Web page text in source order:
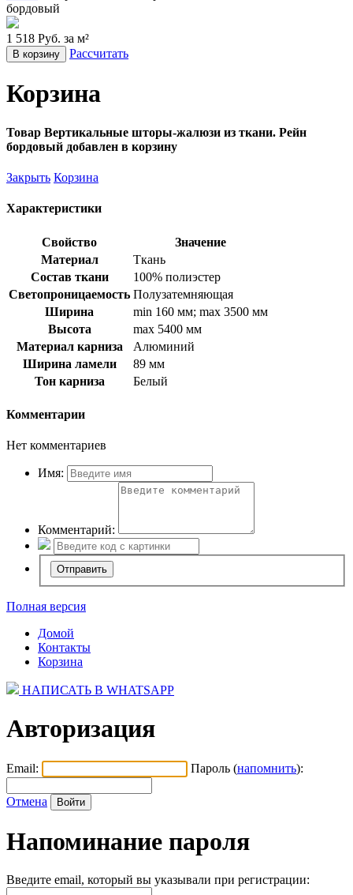
бордовый
1 518 Руб. за м²
В корзину Рассчитать
Корзина
Товар Вертикальные шторы-жалюзи из ткани. Рейн
бордовый добавлен в корзину
Закрыть Корзина
Характеристики
Свойство
Значение
Материал
Ткань
Состав ткани
100% полиэстер
Светопроницаемость Полузатемняющая
Ширина
min 160 мм; max 3500 мм
Высота
max 5400 мм
Материал карниза
Алюминий
Ширина ламели
89 мм
Тон карниза
Белый
Комментарии
Нет комментариев
Имя:
Комментарий:
Полная версия
Домой
Контакты
Корзина
НАПИСАТЬ В WHATSAPP
Авторизация
Email: Пароль (напомнить):
Отмена
Напоминание пароля
Введите email, который вы указывали при регистрации: